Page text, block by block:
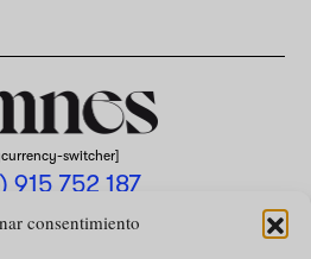
consentimiento
switcher]
915 752 187